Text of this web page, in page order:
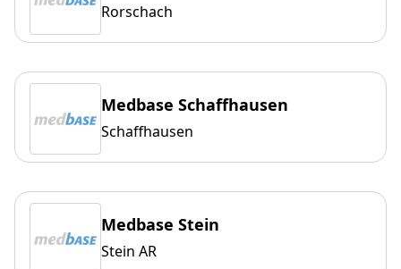
Rorschach
Medbase Schaffhausen
Schaffhausen
Medbase Stein
Stein AR